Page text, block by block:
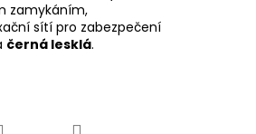
zamykáním,
sítí pro zabezpečení
černá lesklá.